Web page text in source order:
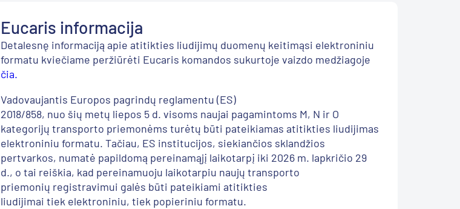
Eucaris informacija
Detalesnę informacijąapie atitikties liudijimų duomenų keitimąsi elektroniniu
formatu kviečiame peržiūrėti Eucaris komandos sukurtoje vaizdo medžiagoje
čia.
Vadovaujantis Europos pagrindų reglamentu (ES)
2018/858, nuo šių metų liepos 5 d. visoms naujai pagamintoms M, N ir O
kategorijųtransporto priemonėmsturėtų būti pateikiamas atitikties liudijimas
elektroniniu formatu. Tačiau, ES institucijos, siekiančios sklandžios
pertvarkos, numatė papildomą pereinamąjį laikotarpį iki 2026 m. lapkričio 29
d., o tai reiškia, kad pereinamuoju laikotarpiu naujų transporto
priemonių registravimui galės būti pateikiami atitikties
liudijimaitiek elektroniniu, tiek popieriniu formatu.